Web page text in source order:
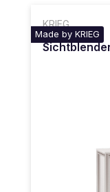
KRIEG
Made by KRIEG